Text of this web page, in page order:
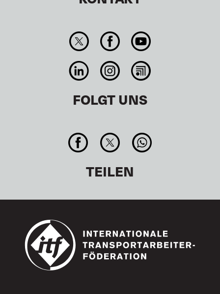
FOLGT UNS
TEILEN